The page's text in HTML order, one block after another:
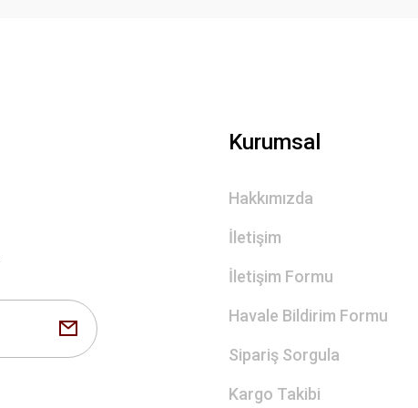
Kurumsal
Hakkımızda
İletişim
İletişim Formu
Havale Bildirim Formu
Sipariş Sorgula
Kargo Takibi